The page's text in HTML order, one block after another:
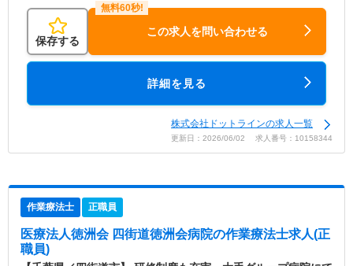
保存する
この求人を問い合わせる
詳細を見る
株式会社ドットラインの求人一覧
更新日：2026/06/02 求人番号：10158344
作業療法士 正職員
医療法人徳洲会 四街道徳洲会病院の作業療法士求人(正
職員)